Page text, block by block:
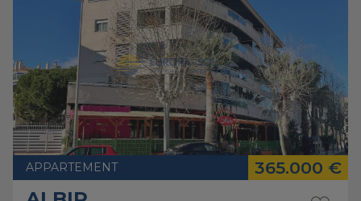
APPARTEMENT 365.000 €